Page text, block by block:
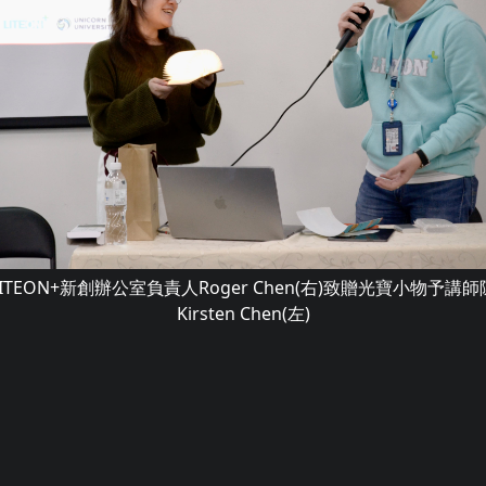
新創辦公室負責人Roger Chen(右)致贈光寶小物予講師
Kirsten Chen(左)